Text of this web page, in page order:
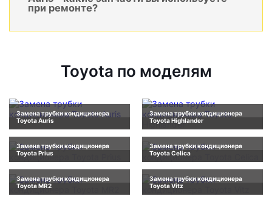
при ремонте?
Toyota по моделям
Замена трубки кондиционера
Toyota Auris
Замена трубки кондиционера
Toyota Highlander
Замена трубки кондиционера
Toyota Prius
Замена трубки кондиционера
Toyota Celica
Замена трубки кондиционера
Toyota MR2
Замена трубки кондиционера
Toyota Vitz